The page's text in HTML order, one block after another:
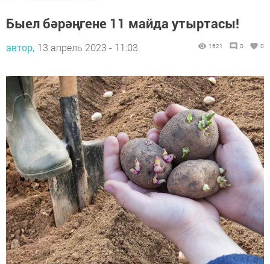
Быел бәрәңгене 11 майда утыртасы!
автор, 13 апрель 2023 - 11:03 1621 0 0